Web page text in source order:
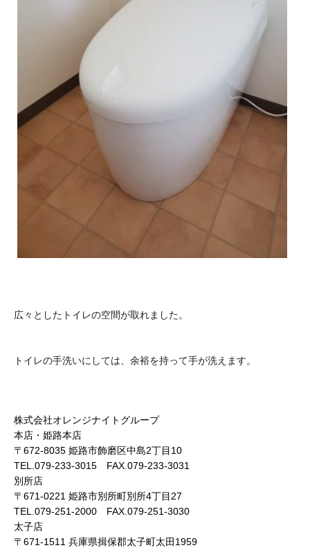
広々としたトイレの空間が取れました。
トイレの手洗いにしては、余裕を持って手が洗えます。
株式会社オレンジナイトグループ
本店・姫路本店
〒672-8035 姫路市飾磨区中島2丁目10
TEL.079-233-3015 FAX.079-233-3031
別所店
〒671-0221 姫路市別所町別所4丁目27
TEL.079-251-2000 FAX.079-251-3030
太子店
〒671-1511 兵庫県揖保郡太子町太田1959